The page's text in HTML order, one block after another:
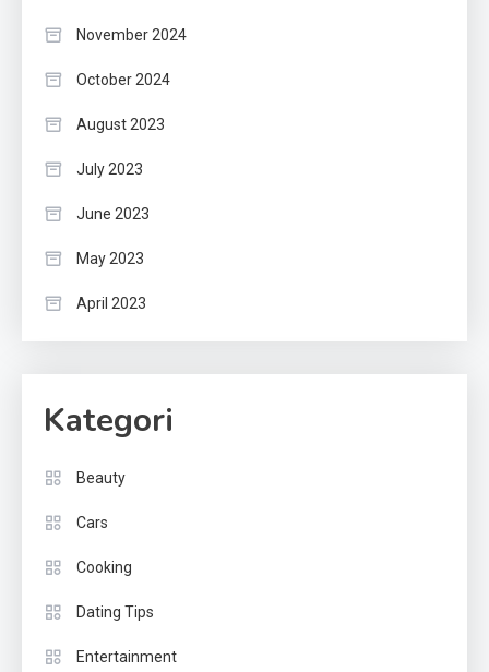
November 2024
October 2024
August 2023
July 2023
June 2023
May 2023
April 2023
Kategori
Beauty
Cars
Cooking
Dating Tips
Entertainment